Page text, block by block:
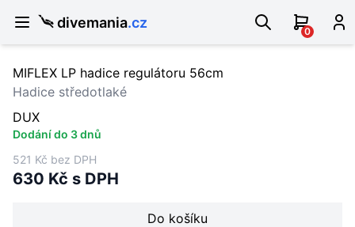
divemania.cz
0
MIFLEX LP hadice regulátoru 56cm
Hadice středotlaké
DUX
Dodání do 3 dnů
521 Kč bez DPH
630 Kč s DPH
Do košíku